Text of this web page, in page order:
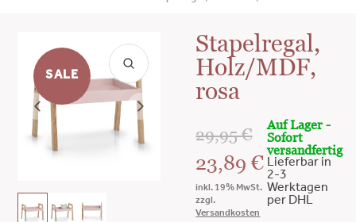
SALE
Stapelregal,
Holz/MDF,
rosa
29,95€
23,89€
inkl. 19% MwSt.
zzgl.
Versandkosten
Auf Lager -
Sofort
versandfertig
Lieferbar in
2-3
Werktagen
per DHL